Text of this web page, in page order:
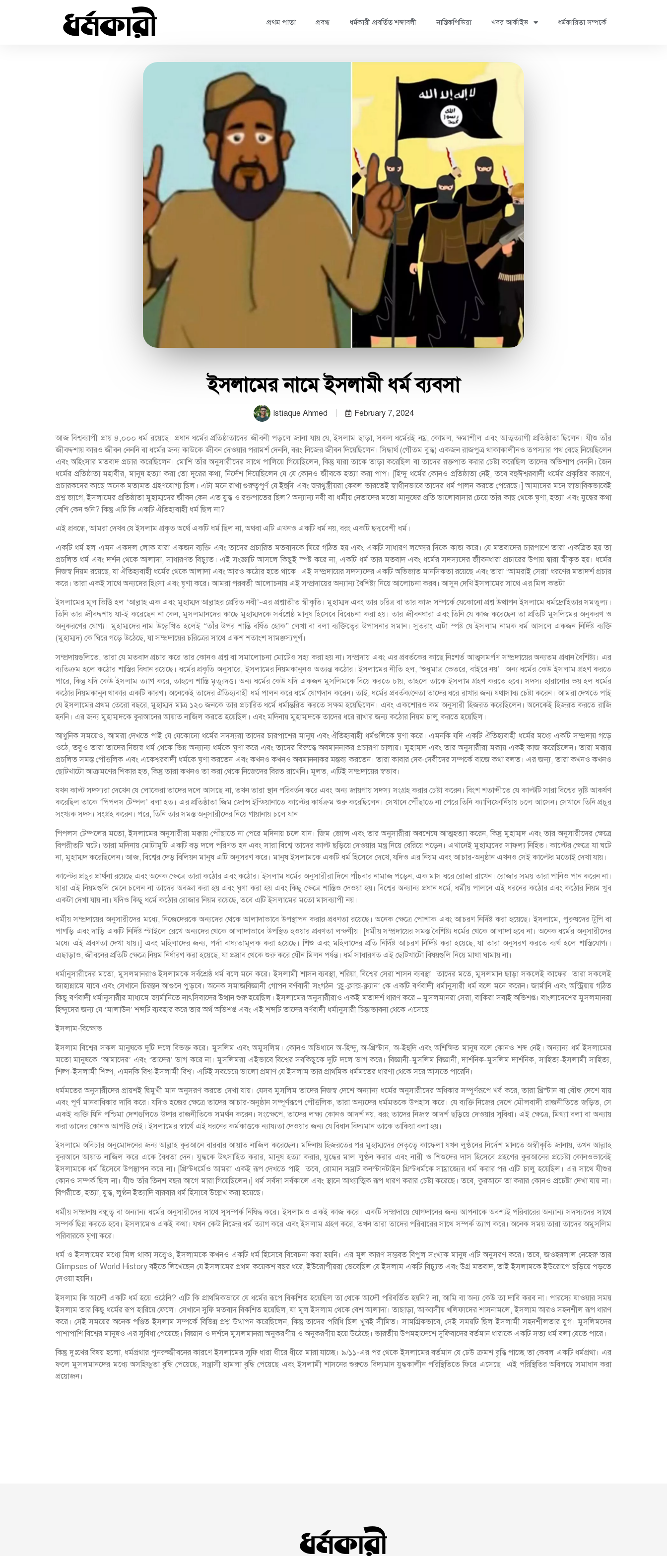
প্রথম পাতা প্রবন্ধ ধর্মকারী প্রবর্তিত শব্দাবলী নাস্তিকপিডিয়া খবর আর্কাইভ ধর্মকারিতা সম্পর্কে
ইসলামের নামে ইসলামী ধর্ম ব্যবসা
Istiaque Ahmed February 7, 2024
আজ বিশ্বব্যাপী প্রায় ৪,০০০ ধর্ম রয়েছে। প্রধান ধর্মের প্রতিষ্ঠাতাদের জীবনী পড়লে জানা যায় যে, ইসলাম ছাড়া, সকল ধর্মেরই নম্র, কোমল, ক্ষমাশীল এবং আত্মত্যাগী প্রতিষ্ঠাতা ছিলেন। যীশু তাঁর
জীবদ্দশায় কারও জীবন নেননি বা ধর্মের জন্য কাউকে জীবন দেওয়ার পরামর্শ দেননি, বরং নিজের জীবন দিয়েছিলেন। সিদ্ধার্থ (গৌতম বুদ্ধ) একজন রাজপুত্র থাকাকালীনও তপস্যার পথ বেছে নিয়েছিলেন
এবং অহিংসার মতবাদ প্রচার করেছিলেন। মোশি তাঁর অনুসারীদের সাথে পালিয়ে গিয়েছিলেন, কিন্তু যারা তাকে তাড়া করেছিল বা তাদের রক্তপাত করার চেষ্টা করেছিল তাদের অভিশাপ দেননি। জৈন
ধর্মের প্রতিষ্ঠাতা মহাবীর, মানুষ হত্যা করা তো দূরের কথা, নির্দেশ দিয়েছিলেন যে যে কোনও জীবকে হত্যা করা পাপ। [হিন্দু ধর্মের কোনও প্রতিষ্ঠাতা নেই, তবে বহুঈশ্বরবাদী ধর্মের প্রকৃতির কারণে,
প্রচারকদের কাছে অনেক মতামত গ্রহণযোগ্য ছিল। এটা মনে রাখা গুরুত্বপূর্ণ যে ইহুদি এবং জরথুস্ত্রীয়রা কেবল ভারতেই স্বাধীনভাবে তাদের ধর্ম পালন করতে পেরেছে।] আমাদের মনে স্বাভাবিকভাবেই
প্রশ্ন জাগে, ইসলামের প্রতিষ্ঠাতা মুহাম্মদের জীবন কেন এত যুদ্ধ ও রক্তপাতের ছিল? অন্যান্য নবী বা ধর্মীয় নেতাদের মতো মানুষের প্রতি ভালোবাসার চেয়ে তাঁর কাছ থেকে ঘৃণা, হত্যা এবং যুদ্ধের কথা
বেশি কেন শুনি? কিন্তু এটি কি একটি ঐতিহ্যবাহী ধর্ম ছিল না?
এই প্রবন্ধে, আমরা দেখব যে ইসলাম প্রকৃত অর্থে একটি ধর্ম ছিল না, অথবা এটি এখনও একটি ধর্ম নয়, বরং একটি ছদ্মবেশী ধর্ম।
একটি ধর্ম হল এমন একদল লোক যারা একজন ব্যক্তি এবং তাদের প্রচারিত মতবাদকে ঘিরে গঠিত হয় এবং একটি সাধারণ লক্ষ্যের দিকে কাজ করে। যে মতবাদের চারপাশে তারা একত্রিত হয় তা
প্রচলিত ধর্ম এবং দর্শন থেকে আলাদা, সাধারণত বিচ্যুত। এই সংজ্ঞাটি আসলে কিছুই স্পষ্ট করে না, একটি ধর্ম তার মতবাদ এবং ধর্মের সদস্যদের জীবনধারা প্রচারের উপায় দ্বারা স্বীকৃত হয়। ধর্মের
নিজস্ব নিয়ম রয়েছে, যা ঐতিহ্যবাহী ধর্মের থেকে আলাদা এবং আরও কঠোর হতে থাকে। এই সম্প্রদায়ের সদস্যদের একটি অভিজাত মানসিকতা রয়েছে এবং তারা ‘আমরাই সেরা’ ধরণের মতাদর্শ প্রচার
করে। তারা একই সাথে অন্যদের হিংসা এবং ঘৃণা করে। আমরা পরবর্তী আলোচনায় এই সম্প্রদায়ের অন্যান্য বৈশিষ্ট্য নিয়ে আলোচনা করব। আসুন দেখি ইসলামের সাথে এর মিল কতটা।
ইসলামের মূল ভিত্তি হল ‘আল্লাহ এক এবং মুহাম্মদ আল্লাহর প্রেরিত নবী’-এর প্রশ্নাতীত স্বীকৃতি। মুহাম্মদ এবং তার চরিত্র বা তার কাজ সম্পর্কে যেকোনো প্রশ্ন উত্থাপন ইসলামে ধর্মদ্রোহিতার সমতুল্য।
তিনি তার জীবদ্দশায় যা-ই করেছেন না কেন, মুসলমানদের কাছে মুহাম্মদকে সর্বশ্রেষ্ঠ মানুষ হিসেবে বিবেচনা করা হয়। তার জীবনধারা এবং তিনি যে কাজ করেছেন তা প্রতিটি মুসলিমের অনুকরণ ও
অনুকরণের যোগ্য। মুহাম্মদের নাম উল্লেখিত হলেই “তাঁর উপর শান্তি বর্ষিত হোক” লেখা বা বলা ব্যক্তিত্বের উপাসনার সমান। সুতরাং এটা স্পষ্ট যে ইসলাম নামক ধর্ম আসলে একজন নির্দিষ্ট ব্যক্তি
(মুহাম্মদ) কে ঘিরে গড়ে উঠেছে, যা সম্প্রদায়ের চরিত্রের সাথে একশ শতাংশ সামঞ্জস্যপূর্ণ।
সম্প্রদায়গুলিতে, তারা যে মতবাদ প্রচার করে তার কোনও প্রশ্ন বা সমালোচনা মোটেও সহ্য করা হয় না। সম্প্রদায় এবং এর প্রবর্তকের কাছে নিঃশর্ত আত্মসমর্পণ সম্প্রদায়ের অন্যতম প্রধান বৈশিষ্ট্য। এর
ব্যতিক্রম হলে কঠোর শাস্তির বিধান রয়েছে। ধর্মের প্রকৃতি অনুসারে, ইসলামের নিয়মকানুনও অত্যন্ত কঠোর। ইসলামের নীতি হল, ‘শুধুমাত্র ভেতরে, বাইরে নয়’। অন্য ধর্মের কেউ ইসলাম গ্রহণ করতে
পারে, কিন্তু যদি কেউ ইসলাম ত্যাগ করে, তাহলে শাস্তি মৃত্যুদণ্ড। অন্য ধর্মের কেউ যদি একজন মুসলিমকে বিয়ে করতে চায়, তাহলে তাকে ইসলাম গ্রহণ করতে হবে। সদস্য হারানোর ভয় হল ধর্মের
কঠোর নিয়মকানুন থাকার একটি কারণ। অনেকেই তাদের ঐতিহ্যবাহী ধর্ম পালন করে ধর্মে যোগদান করেন। তাই, ধর্মের প্রবর্তক/নেতা তাদের ধরে রাখার জন্য যথাসাধ্য চেষ্টা করেন। আমরা দেখতে পাই
যে ইসলামের প্রথম তেরো বছরে, মুহাম্মদ মাত্র ১২০ জনকে তার প্রচারিত ধর্মে ধর্মান্তরিত করতে সক্ষম হয়েছিলেন। এবং একশোরও কম অনুসারী হিজরত করেছিলেন। অনেকেই হিজরত করতে রাজি
হননি। এর জন্য মুহাম্মদকে কুরআনের আয়াত নাজিল করতে হয়েছিল। এবং মদিনায় মুহাম্মদকে তাদের ধরে রাখার জন্য কঠোর নিয়ম চালু করতে হয়েছিল।
আধুনিক সময়েও, আমরা দেখতে পাই যে যেকোনো ধর্মের সদস্যরা তাদের চারপাশের মানুষ এবং ঐতিহ্যবাহী ধর্মগুলিকে ঘৃণা করে। এমনকি যদি একটি ঐতিহ্যবাহী ধর্মের মধ্যে একটি সম্প্রদায় গড়ে
ওঠে, তবুও তারা তাদের নিজস্ব ধর্ম থেকে ভিন্ন অন্যান্য ধর্মকে ঘৃণা করে এবং তাদের বিরুদ্ধে অবমাননাকর প্রচারণা চালায়। মুহাম্মদ এবং তার অনুসারীরা মক্কায় একই কাজ করেছিলেন। তারা মক্কায়
প্রচলিত সমস্ত পৌত্তলিক এবং একেশ্বরবাদী ধর্মকে ঘৃণা করতেন এবং কখনও কখনও অবমাননাকর মন্তব্য করতেন। তারা কাবার দেব-দেবীদের সম্পর্কে বাজে কথা বলত। এর জন্য, তারা কখনও কখনও
ছোটখাটো আক্রমণের শিকার হত, কিন্তু তারা কখনও তা করা থেকে নিজেদের বিরত রাখেনি। মূলত, এটিই সম্প্রদায়ের স্বভাব।
যখন কাল্ট সদস্যরা দেখেন যে লোকেরা তাদের দলে আসছে না, তখন তারা স্থান পরিবর্তন করে এবং অন্য জায়গায় সদস্য সংগ্রহ করার চেষ্টা করেন। বিংশ শতাব্দীতে যে কাল্টটি সারা বিশ্বের দৃষ্টি আকর্ষণ
করেছিল তাকে ‘পিপলস টেম্পল’ বলা হত। এর প্রতিষ্ঠাতা জিম জোন্স ইন্ডিয়ানাতে কাল্টের কার্যক্রম শুরু করেছিলেন। সেখানে পৌঁছাতে না পেরে তিনি ক্যালিফোর্নিয়ায় চলে আসেন। সেখানে তিনি প্রচুর
সংখ্যক সদস্য সংগ্রহ করেন। পরে, তিনি তার সমস্ত অনুসারীদের নিয়ে গায়ানায় চলে যান।
পিপলস টেম্পলের মতো, ইসলামের অনুসারীরা মক্কায় পৌঁছাতে না পেরে মদিনায় চলে যান। জিম জোন্স এবং তার অনুসারীরা অবশেষে আত্মহত্যা করেন, কিন্তু মুহাম্মদ এবং তার অনুসারীদের ক্ষেত্রে
বিপরীতটি ঘটে। তারা মদিনায় মোটামুটি একটি বড় দলে পরিণত হন এবং সারা বিশ্বে তাদের কাল্ট ছড়িয়ে দেওয়ার মন্ত্র নিয়ে বেরিয়ে পড়েন। এখানেই মুহাম্মদের সাফল্য নিহিত। কাল্টের ক্ষেত্রে যা ঘটে
না, মুহাম্মদ করেছিলেন। আজ, বিশ্বের দেড় বিলিয়ন মানুষ এটি অনুসরণ করে। মানুষ ইসলামকে একটি ধর্ম হিসেবে দেখে, যদিও এর নিয়ম এবং আচার-অনুষ্ঠান এখনও সেই কাল্টের মতোই দেখা যায়।
কাল্টের প্রচুর প্রার্থনা রয়েছে এবং অনেক ক্ষেত্রে তারা কঠোর এবং কঠোর। ইসলাম ধর্মের অনুসারীরা দিনে পাঁচবার নামাজ পড়েন, এক মাস ধরে রোজা রাখেন। রোজার সময় তারা পানিও পান করেন না।
যারা এই নিয়মগুলি মেনে চলেন না তাদের অবজ্ঞা করা হয় এবং ঘৃণা করা হয় এবং কিছু ক্ষেত্রে শাস্তিও দেওয়া হয়। বিশ্বের অন্যান্য প্রধান ধর্মে, ধর্মীয় পালনে এই ধরনের কঠোর এবং কঠোর নিয়ম খুব
একটা দেখা যায় না। যদিও কিছু ধর্মে কঠোর রোজার নিয়ম রয়েছে, তবে এটি ইসলামের মতো মাসব্যাপী নয়।
ধর্মীয় সম্প্রদায়ের অনুসারীদের মধ্যে, নিজেদেরকে অন্যদের থেকে আলাদাভাবে উপস্থাপন করার প্রবণতা রয়েছে। অনেক ক্ষেত্রে পোশাক এবং আচরণ নির্দিষ্ট করা হয়েছে। ইসলামে, পুরুষদের টুপি বা
পাগড়ি এবং দাড়ি একটি নির্দিষ্ট স্টাইলে রেখে অন্যদের থেকে আলাদাভাবে উপস্থিত হওয়ার প্রবণতা লক্ষণীয়। [ধর্মীয় সম্প্রদায়ের সমস্ত বৈশিষ্ট্য ধর্মের থেকে আলাদা হবে না। অনেক ধর্মের অনুসারীদের
মধ্যে এই প্রবণতা দেখা যায়।] এবং মহিলাদের জন্য, পর্দা বাধ্যতামূলক করা হয়েছে। শিশু এবং মহিলাদের প্রতি নির্দিষ্ট আচরণ নির্দিষ্ট করা হয়েছে, যা তারা অনুসরণ করতে ব্যর্থ হলে শাস্তিযোগ্য।
এছাড়াও, জীবনের প্রতিটি ক্ষেত্রে নিয়ম নির্ধারণ করা হয়েছে, যা প্রস্রাব থেকে শুরু করে যৌন মিলন পর্যন্ত। ধর্ম সাধারণত এই ছোটখাটো বিষয়গুলি নিয়ে মাথা ঘামায় না।
ধর্মানুসারীদের মতো, মুসলমানরাও ইসলামকে সর্বশ্রেষ্ঠ ধর্ম বলে মনে করে। ইসলামী শাসন ব্যবস্থা, শরিয়া, বিশ্বের সেরা শাসন ব্যবস্থা। তাদের মতে, মুসলমান ছাড়া সকলেই কাফের। তারা সকলেই
জাহান্নামে যাবে এবং সেখানে চিরন্তন আগুনে পুড়বে। অনেক সমাজবিজ্ঞানী গোপন বর্ণবাদী সংগঠন ‘ক্লু-ক্লাক্স-ক্ল্যান’ কে একটি বর্ণবাদী ধর্মানুসারী ধর্ম বলে মনে করেন। জার্মানি এবং অস্ট্রিয়ায় গঠিত
কিছু বর্ণবাদী ধর্মানুসারীর মাধ্যমে জার্মানিতে নাৎসিবাদের উত্থান শুরু হয়েছিল। ইসলামের অনুসারীরাও একই মতাদর্শ ধারণ করে – মুসলমানরা সেরা, বাকিরা সবাই অভিশপ্ত। বাংলাদেশের মুসলমানরা
হিন্দুদের জন্য যে ‘মালাউন’ শব্দটি ব্যবহার করে তার অর্থ অভিশপ্ত এবং এই শব্দটি তাদের বর্ণবাদী ধর্মানুসারী চিন্তাভাবনা থেকে এসেছে।
ইসলাম-বিক্ষোভ
ইসলাম বিশ্বের সকল মানুষকে দুটি দলে বিভক্ত করে। মুসলিম এবং অমুসলিম। কোনও অভিধানে অ-হিন্দু, অ-খ্রিস্টান, অ-ইহুদি এবং অশিক্ষিত মানুষ বলে কোনও শব্দ নেই। অন্যান্য ধর্ম ইসলামের
মতো মানুষকে ‘আমাদের’ এবং ‘তাদের’ ভাগ করে না। মুসলিমরা এইভাবে বিশ্বের সবকিছুকে দুটি দলে ভাগ করে। বিজ্ঞানী-মুসলিম বিজ্ঞানী, দার্শনিক-মুসলিম দার্শনিক, সাহিত্য-ইসলামী সাহিত্য,
শিল্প-ইসলামী শিল্প, এমনকি বিশ্ব-ইসলামী বিশ্ব। এটিই সবচেয়ে ভালো প্রমাণ যে ইসলাম তার প্রাথমিক ধর্মমতের ধারণা থেকে সরে আসতে পারেনি।
ধর্মমতের অনুসারীদের প্রায়শই দ্বিমুখী মান অনুসরণ করতে দেখা যায়। যেসব মুসলিম তাদের নিজস্ব দেশে অন্যান্য ধর্মের অনুসারীদের অধিকার সম্পূর্ণরূপে খর্ব করে, তারা খ্রিস্টান বা বৌদ্ধ দেশে যায়
এবং পূর্ণ মানবাধিকার দাবি করে। যদিও হজের ক্ষেত্রে তাদের আচার-অনুষ্ঠান সম্পূর্ণরূপে পৌত্তলিক, তারা অন্যদের ধর্মমতকে উপহাস করে। যে ব্যক্তি নিজের দেশে মৌলবাদী রাজনীতিতে জড়িত, সে
একই ব্যক্তি যিনি পশ্চিমা দেশগুলিতে উদার রাজনীতিকে সমর্থন করেন। সংক্ষেপে, তাদের লক্ষ্য কোনও আদর্শ নয়, বরং তাদের নিজস্ব আদর্শ ছড়িয়ে দেওয়ার সুবিধা। এই ক্ষেত্রে, মিথ্যা বলা বা অন্যায়
করা তাদের কোনও আপত্তি নেই। ইসলামের স্বার্থে এই ধরনের কর্মকাণ্ডকে ন্যায্যতা দেওয়ার জন্য যে বিধান বিদ্যমান তাকে তাকিয়া বলা হয়।
ইসলামে অবিচার অনুমোদনের জন্য আল্লাহ কুরআনে বারবার আয়াত নাজিল করেছেন। মদিনায় হিজরতের পর মুহাম্মদের নেতৃত্বে কাফেলা যখন লুণ্ঠনের নির্দেশ মানতে অস্বীকৃতি জানায়, তখন আল্লাহ
কুরআনে আয়াত নাজিল করে একে বৈধতা দেন। যুদ্ধকে উৎসাহিত করার, মানুষ হত্যা করার, যুদ্ধের মাল লুণ্ঠন করার এবং নারী ও শিশুদের দাস হিসেবে গ্রহণের কুরআনের প্রচেষ্টা কোনওভাবেই
ইসলামকে ধর্ম হিসেবে উপস্থাপন করে না। [খ্রিস্টধর্মেও আমরা একই রূপ দেখতে পাই। তবে, রোমান সম্রাট কনস্টানটাইন খ্রিস্টধর্মকে সাম্রাজ্যের ধর্ম করার পর এটি চালু হয়েছিল। এর সাথে যীশুর
কোনও সম্পর্ক ছিল না। যীশু তাঁর তিনশ বছর আগে মারা গিয়েছিলেন।] ধর্ম সর্বদা সর্বকালে এবং স্থানে আধ্যাত্মিক রূপ ধারণ করার চেষ্টা করেছে। তবে, কুরআনে তা করার কোনও প্রচেষ্টা দেখা যায় না।
বিপরীতে, হত্যা, যুদ্ধ, লুণ্ঠন ইত্যাদি বারবার ধর্ম হিসাবে উল্লেখ করা হয়েছে।
ধর্মীয় সম্প্রদায় বন্ধুত্ব বা অন্যান্য ধর্মের অনুসারীদের সাথে সুসম্পর্ক নিষিদ্ধ করে। ইসলামও একই কাজ করে। একটি সম্প্রদায়ে যোগদানের জন্য আপনাকে অবশ্যই পরিবারের অন্যান্য সদস্যদের সাথে
সম্পর্ক ছিন্ন করতে হবে। ইসলামেও একই কথা। যখন কেউ নিজের ধর্ম ত্যাগ করে এবং ইসলাম গ্রহণ করে, তখন তারা তাদের পরিবারের সাথে সম্পর্ক ত্যাগ করে। অনেক সময় তারা তাদের অমুসলিম
পরিবারকে ঘৃণা করে।
ধর্ম ও ইসলামের মধ্যে মিল থাকা সত্ত্বেও, ইসলামকে কখনও একটি ধর্ম হিসেবে বিবেচনা করা হয়নি। এর মূল কারণ সম্ভবত বিপুল সংখ্যক মানুষ এটি অনুসরণ করে। তবে, জওহরলাল নেহেরু তার
Glimpses of World History বইতে লিখেছেন যে ইসলামের প্রথম কয়েকশ বছর ধরে, ইউরোপীয়রা ভেবেছিল যে ইসলাম একটি বিচ্যুত এবং উগ্র মতবাদ, তাই ইসলামকে ইউরোপে ছড়িয়ে পড়তে
দেওয়া হয়নি।
ইসলাম কি আদৌ একটি ধর্ম হয়ে ওঠেনি? এটি কি প্রাথমিকভাবে যে ধর্মের রূপে বিকশিত হয়েছিল তা থেকে আদৌ পরিবর্তিত হয়নি? না, আমি বা অন্য কেউ তা দাবি করব না। পারস্যে যাওয়ার সময়
ইসলাম তার কিছু ধর্মের রূপ হারিয়ে ফেলে। সেখানে সুফি মতবাদ বিকশিত হয়েছিল, যা মূল ইসলাম থেকে বেশ আলাদা। তাছাড়া, আব্বাসীয় খলিফাদের শাসনামলে, ইসলাম আরও সহনশীল রূপ ধারণ
করে। সেই সময়ের অনেক পণ্ডিত ইসলাম সম্পর্কে বিভিন্ন প্রশ্ন উত্থাপন করেছিলেন, কিন্তু তাদের পরিধি ছিল খুবই সীমিত। সামগ্রিকভাবে, সেই সময়টি ছিল ইসলামী সহনশীলতার যুগ। মুসলিমদের
পাশাপাশি বিশ্বের মানুষও এর সুবিধা পেয়েছে। বিজ্ঞান ও দর্শনে মুসলমানরা অনুকরণীয় ও অনুকরণীয় হয়ে উঠেছে। ভারতীয় উপমহাদেশে সুফিবাদের বর্তমান ধারাকে একটি সত্য ধর্ম বলা যেতে পারে।
কিন্তু দুঃখের বিষয় হলো, ধর্মপ্রথার পুনরুজ্জীবনের কারণে ইসলামের সুফি ধারা ধীরে ধীরে মারা যাচ্ছে। ৯/১১-এর পর থেকে ইসলামের বর্তমান যে ঢেউ ক্রমশ বৃদ্ধি পাচ্ছে তা কেবল একটি ধর্মপ্রথা। এর
ফলে মুসলমানদের মধ্যে অসহিষ্ণুতা বৃদ্ধি পেয়েছে, সন্ত্রাসী হামলা বৃদ্ধি পেয়েছে এবং ইসলামী শাসনের শুরুতে বিদ্যমান যুদ্ধকালীন পরিস্থিতিতে ফিরে এসেছে। এই পরিস্থিতির অবিলম্বে সমাধান করা
প্রয়োজন।